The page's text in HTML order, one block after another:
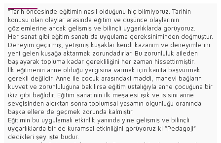
"Tarih öncesinde eğitimin nasıl olduğunu hiç bilmiyoruz. Tarihin
konusu olan olaylar arasında eğitim ve düşünce olaylarının
gözlemlerine ancak gelişmiş ve bilinçli uygarlıklarda görüyoruz.
Her sanat gibi eğitim sanatı da uygulama gereksiniminden doğmuştur.
Deneyim geçirmiş, yetişmiş kuşaklar kendi kazanım ve deneyimlerini
yeni gelen kuşağa aktarmak zorundadırlar. Bu zorunluluk aileden
başlayarak topluma kadar gerekliliğini her zaman hissettirmiştir.
İlk eğitmenin anne olduğu yargısına varmak için kanıta başvurmak
gerekli değildir. Anne ile çocuk arasındaki maddi, manevi bağların
kuvvet ve zorunluluğuna bakılırsa eğitim ustalığıyla anne çocuğuna bir
ikiz gibi bağlıdır. Eğitim sanatının ilk meşalesi ışık ve ısısını anne
sevgisinden aldıktan sonra toplumsal yaşamın olgunluğu oranında
başka ellere de geçmek zorunda kalmıştır.
Eğitimin bu uygulamalı etkinlik yanında yine gelişmiş ve bilinçli
uygarlıklarda bir de kuramsal etkinliğini görüyoruz ki “Pedagoji”
dedikleri şey işte budur.